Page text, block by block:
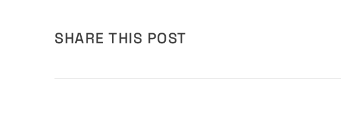
SHARE THIS POST